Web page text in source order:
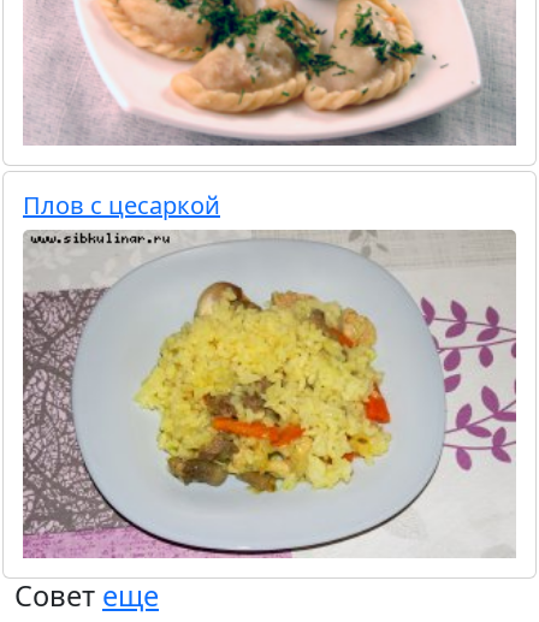
Плов с цесаркой
Совет еще